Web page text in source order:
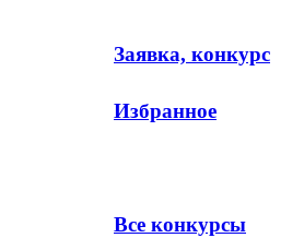
Заявка, конкурс
Избранное
Все конкурсы